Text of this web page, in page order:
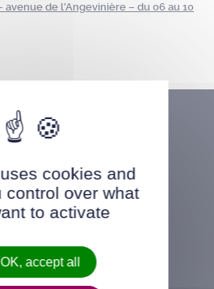
de l’Angevinière – du 06 au 10
cookies and
control over what
to activate
OK, accept all